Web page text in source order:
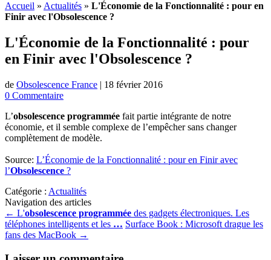
Accueil » Actualités » L'Économie de la Fonctionnalité : pour en
Finir avec l'Obsolescence ?
L'Économie de la Fonctionnalité : pour
en Finir avec l'Obsolescence ?
de Obsolescence France | 18 février 2016
0 Commentaire
L’obsolescence programmée fait partie intégrante de notre
économie, et il semble complexe de l’empêcher sans changer
complètement de modèle.
Source: L’Économie de la Fonctionnalité : pour en Finir avec
l’Obsolescence ?
Catégorie : Actualités
Navigation des articles
← L'obsolescence programmée des gadgets électroniques. Les
téléphones intelligents et les … Surface Book : Microsoft drague les
fans des MacBook →